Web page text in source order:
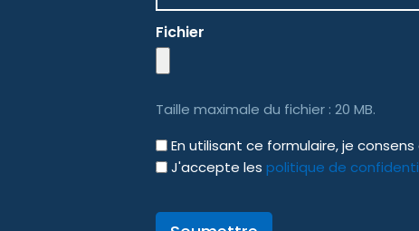
Fichier
Taille maximale du fichier : 20 MB.
GDPR
En utilisant ce formulaire, je
J'accepte les politique de